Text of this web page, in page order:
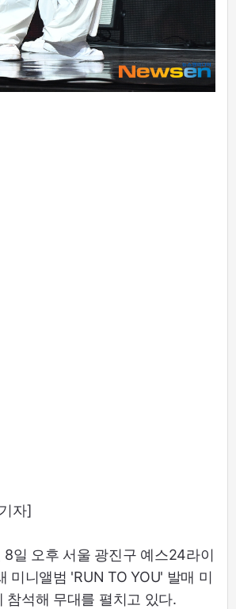
자]
8일 오후 서울 광진구 예스24라이
미니앨범 'RUN TO YOU' 발매 미
참석해 무대를 펼치고 있다.